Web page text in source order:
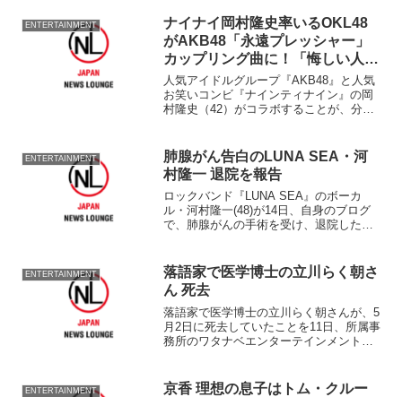
もかかわらず1000人のファンが詰めか...
ENTERTAINMENT
ナイナイ岡村隆史率いるOKL48
がAKB48「永遠プレッシャー」
カップリング曲に！「悔しい人に
も…」
人気アイドルグループ『AKB48』と人気
お笑いコンビ『ナインティナイン』の岡
村隆史（42）がコラボすることが、分か
で、“ゆうこ”大島優子（24、チーム
K）、“まゆゆ”渡辺...
ENTERTAINMENT
肺腺がん告白のLUNA SEA・河
村隆一 退院を報告
ロックバンド『LUNA SEA』のボーカ
ル・河村隆一(48)が14日、自身のブログ
で、肺腺がんの手術を受け、退院したこ
かけしました」と、退院を
ENTERTAINMENT
落語家で医学博士の立川らく朝さ
ん 死去
落語家で医学博士の立川らく朝さんが、5
月2日に死去していたことを11日、所属事
務所のワタナベエンターテインメントが
ENTERTAINMENT
京香 理想の息子はトム・クルー